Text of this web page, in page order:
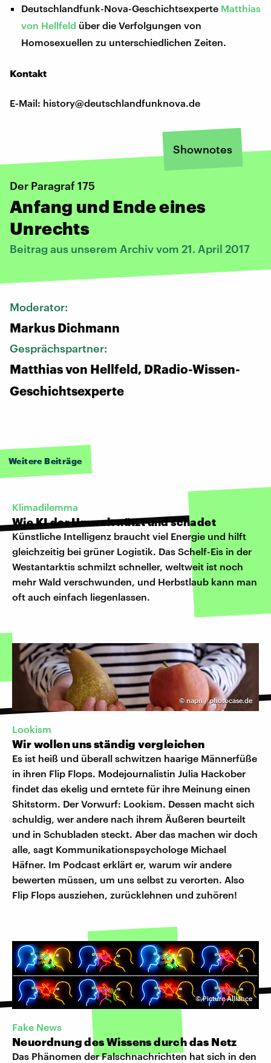
Deutschlandfunk-Nova-Geschichtsexperte Matthias
von Hellfeld über die Verfolgungen von
Homosexuellen zu unterschiedlichen Zeiten.
Kontakt
E-Mail: history@deutschlandfunknova.de
Shownotes
Der Paragraf 175
Anfang und Ende eines
Unrechts
Beitrag aus unserem Archiv vom 21. April 2017
Moderator:
Markus Dichmann
Gesprächspartner:
Matthias von Hellfeld, DRadio-Wissen-
Geschichtsexperte
Weitere Beiträge
Klimadilemma
Wie KI der Umwelt nützt und schadet
Künstliche Intelligenz braucht viel Energie und hilft
gleichzeitig bei grüner Logistik. Das Schelf-Eis in der
Westantarktis schmilzt schneller, weltweit ist noch
mehr Wald verschwunden, und Herbstlaub kann man
oft auch einfach liegenlassen.
© napri / photocase.de
Lookism
Wir wollen uns ständig vergleichen
Es ist heiß und überall schwitzen haarige Männerfüße
in ihren Flip Flops. Modejournalistin Julia Hackober
findet das ekelig und erntete für ihre Meinung einen
Shitstorm. Der Vorwurf: Lookism. Dessen macht sich
schuldig, wer andere nach ihrem Äußeren beurteilt
und in Schubladen steckt. Aber das machen wir doch
alle, sagt Kommunikationspsychologe Michael
Häfner. Im Podcast erklärt er, warum wir andere
bewerten müssen, um uns selbst zu verorten. Also
Flip Flops ausziehen, zurücklehnen und zuhören!
©Picture Alliance
Fake News
Neuordnung des Wissens durch das Netz
Das Phänomen der Falschnachrichten hat sich in den